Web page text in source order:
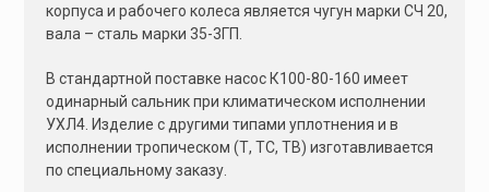
корпуса и рабочего колеса является чугун марки СЧ 20,
вала – сталь марки 35-3ГП.
В стандартной поставке насос К100-80-160 имеет
одинарный сальник при климатическом исполнении
УХЛ4. Изделие с другими типами уплотнения и в
исполнении тропическом (Т, ТС, ТВ) изготавливается
по специальному заказу.